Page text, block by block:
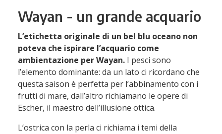
Wayan - un grande acquario
L’etichetta originale di un bel blu oceano non
poteva che ispirare l’acquario come
ambientazione per Wayan. I pesci sono
l’elemento dominante: da un lato ci ricordano che
questa saison è perfetta per l’abbinamento con i
frutti di mare, dall’altro richiamano le opere di
Escher, il maestro dell’illusione ottica.
L’ostrica con la perla ci richiama i temi della